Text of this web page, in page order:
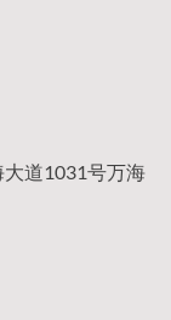
道1031号万海